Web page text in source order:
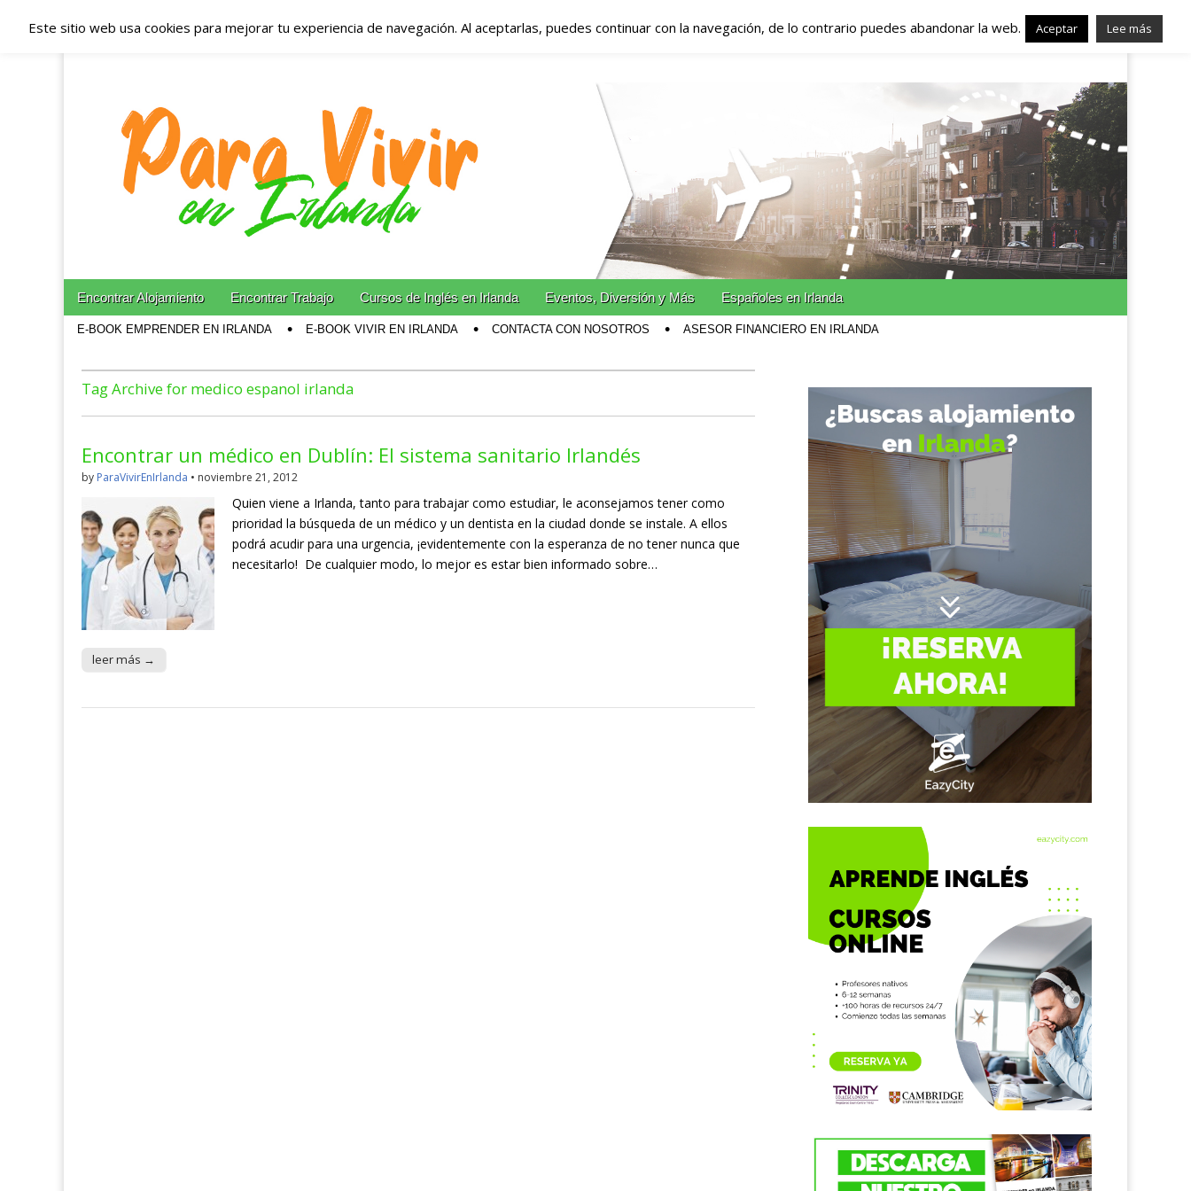
Españoles en Irlanda – Vivir en Irlanda – Trabajo en
Irlanda – Alojamiento en Irlanda
Blog dedicado a los que viven, estudian y trabajan en Irlanda!
Main menu
Skip to content
Encontrar Alojamiento Encontrar Trabajo Cursos de Inglés en Irlanda Eventos, Diversión y Más Españoles en Irlanda
E-BOOK EMPRENDER EN IRLANDA E-BOOK VIVIR EN IRLANDA CONTACTA CON NOSOTROS ASESOR FINANCIERO EN IRLANDA
Tag Archive for medico espanol irlanda
Encontrar un médico en Dublín: El sistema sanitario Irlandés
by ParaVivirEnIrlanda • noviembre 21, 2012
Quien viene a Irlanda, tanto para trabajar como estudiar, le aconsejamos tener como
prioridad la búsqueda de un médico y un dentista en la ciudad donde se instale. A ellos
podrá acudir para una urgencia, ¡evidentemente con la esperanza de no tener nunca que
necesitarlo! De cualquier modo, lo mejor es estar bien informado sobre…
leer más →
Este sitio web usa cookies para mejorar tu experiencia de navegación. Al aceptarlas, puedes continuar con la navegación, de lo contrario puedes abandonar la web. Aceptar Lee más